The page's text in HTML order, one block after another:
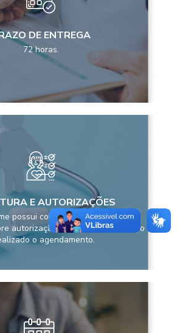
DE ENTREGA
72 horas.
E AUTORIZAÇÕES
possui cobertura pela ANS
autorização são passadas quando
o agendamento.